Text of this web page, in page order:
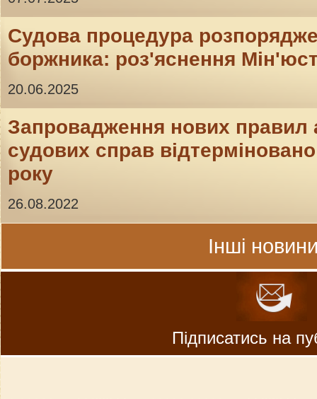
Судова процедура
боржника: роз'яснення
20.06.2025
Запровадження нових правил
судових справ
року
26.08.2022
Інші
Підписатись на